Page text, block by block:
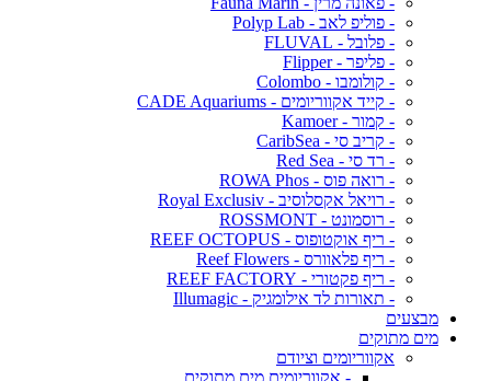
- פוליפ לאב - Polyp Lab
- פלובל - FLUVAL
- פליפר - Flipper
- קולומבו - Colombo
- קייד אקווריומים - CADE Aquariums
- קמור - Kamoer
- קריב סי - CaribSea
- רד סי - Red Sea
- רואה פוס - ROWA Phos
- רויאל אקסלוסיב - Royal Exclusiv
- רוסמונט - ROSSMONT
- ריף אוקטופוס - REEF OCTOPUS
- ריף פלאוורס - Reef Flowers
- ריף פקטורי - REEF FACTORY
- תאורות לד אילומגיק - Illumagic
מבצעים
מים מתוקים
אקווריומים וציודם
- אקווריומים מים מתוקים